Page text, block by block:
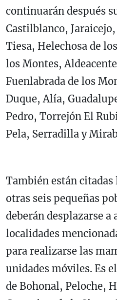
continuarán después
Castilblanco,
Tiesa, Helechosa de
los Montes,
Fuenlabrada de los
Duque, Alía,
Pedro, Torrejón El
Pela, Serradilla y
También están citadas
otras seis pequeñas
deberán desplazarse a
localidades
para realizarse las
unidades móviles. Es
de Bohonal, Peloche,